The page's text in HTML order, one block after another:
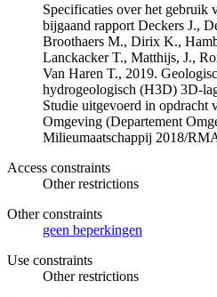
Specificaties over het gebruik
bijgaand rapport Deckers J.,
Broothaers M., Dirix K.,
Lanckacker T., Matthijs, J.,
Van Haren T., 2019.
hydrogeologisch (H3D) 3D-
Studie uitgevoerd in opdracht
Omgeving (Departement
Milieumaatschappij 2018/
Access constraints
Other restrictions
Other constraints
geen beperkingen
Use constraints
Other restrictions